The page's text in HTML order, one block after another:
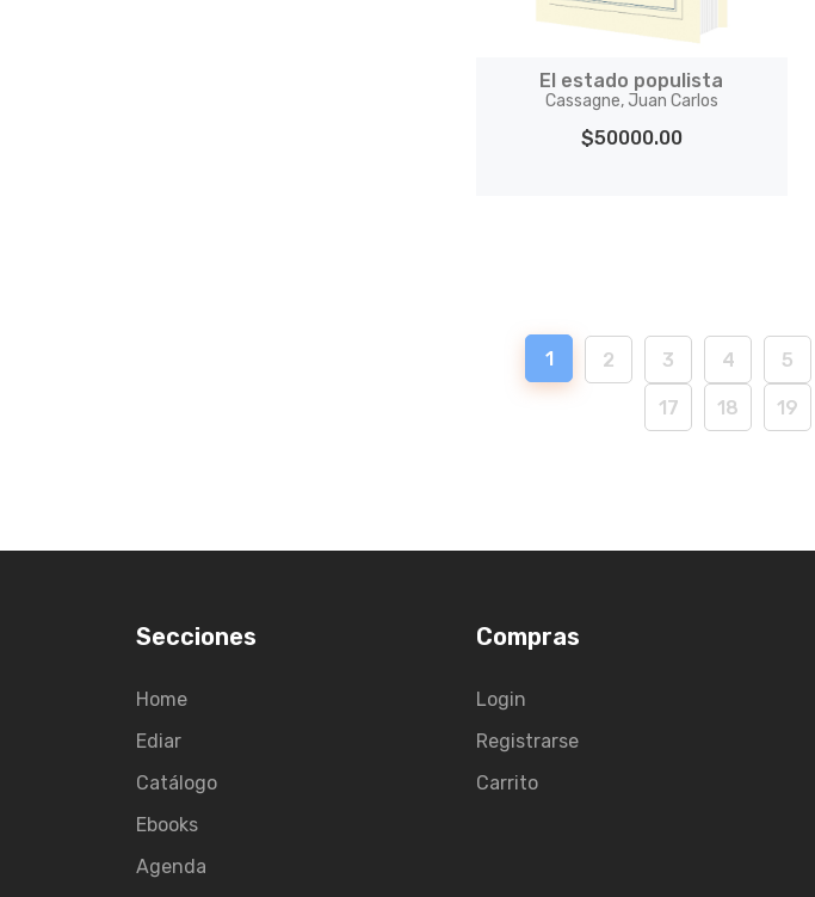
El estado populista
Cassagne, Juan Carlos
$50000.00
1 2 3 4 5
17 18 19
Secciones
Home
Ediar
Catálogo
Ebooks
Agenda
Compras
Login
Registrarse
Carrito